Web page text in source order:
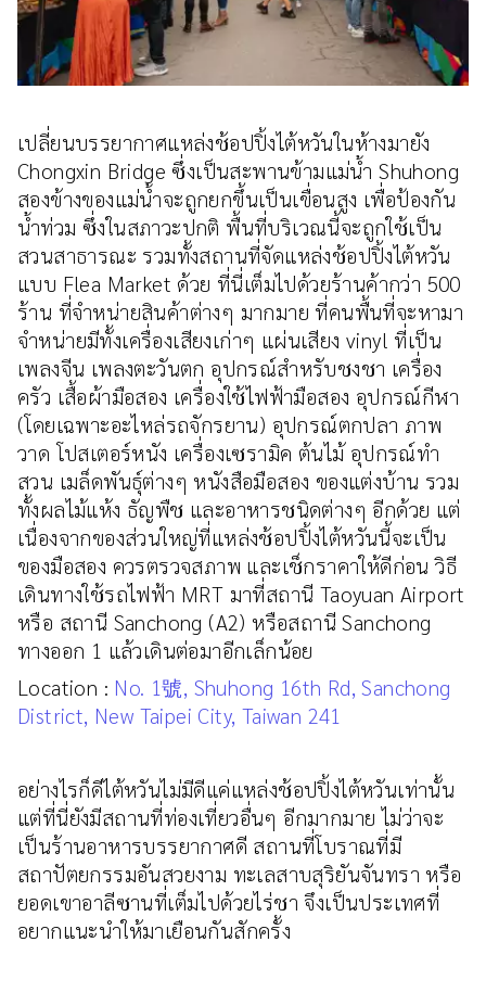
เปลี่ยนบรรยากาศแหล่งช้อปปิ้งไต้หวันในห้างมายัง
Chongxin Bridge ซึ่งเป็นสะพานข้ามแม่น้ำ Shuhong
สองข้างของแม่น้ำจะถูกยกขึ้นเป็นเขื่อนสูง เพื่อป้องกัน
น้ำท่วม ซึ่งในสภาวะปกติ พื้นที่บริเวณนี้จะถูกใช้เป็น
สวนสาธารณะ รวมทั้งสถานที่จัดแหล่งช้อปปิ้งไต้หวัน
แบบ Flea Market ด้วย ที่นี่เต็มไปด้วยร้านค้ากว่า 500
ร้าน ที่จำหน่ายสินค้าต่างๆ มากมาย ที่คนพื้นที่จะหามา
จำหน่ายมีทั้งเครื่องเสียงเก่าๆ แผ่นเสียง vinyl ที่เป็น
เพลงจีน เพลงตะวันตก อุปกรณ์สำหรับชงชา เครื่อง
ครัว เสื้อผ้ามือสอง เครื่องใช้ไฟฟ้ามือสอง อุปกรณ์กีฬา
(โดยเฉพาะอะไหล่รถจักรยาน) อุปกรณ์ตกปลา ภาพ
วาด โปสเตอร์หนัง เครื่องเซรามิค ต้นไม้ อุปกรณ์ทำ
สวน เมล็ดพันธุ์ต่างๆ หนังสือมือสอง ของแต่งบ้าน รวม
ทั้งผลไม้แห้ง ธัญพืช และอาหารชนิดต่างๆ อีกด้วย แต่
เนื่องจากของส่วนใหญ่ที่แหล่งช้อปปิ้งไต้หวันนี้จะเป็น
ของมือสอง ควรตรวจสภาพ และเช็กราคาให้ดีก่อน วิธี
เดินทางใช้รถไฟฟ้า MRT มาที่สถานี Taoyuan Airport
หรือ สถานี Sanchong (A2) หรือสถานี Sanchong
ทางออก 1 แล้วเดินต่อมาอีกเล็กน้อย
Location : No. 1號, Shuhong 16th Rd, Sanchong
District, New Taipei City, Taiwan 241
อย่างไรก็ดีไต้หวันไม่มีดีแค่แหล่งช้อปปิ้งไต้หวันเท่านั้น
แต่ที่นี่ยังมีสถานที่ท่องเที่ยวอื่นๆ อีกมากมาย ไม่ว่าจะ
เป็นร้านอาหารบรรยากาศดี สถานที่โบราณที่มี
สถาปัตยกรรมอันสวยงาม ทะเลสาบสุริยันจันทรา หรือ
ยอดเขาอาลีซานที่เต็มไปด้วยไร่ชา จึงเป็นประเทศที่
อยากแนะนำให้มาเยือนกันสักครั้ง